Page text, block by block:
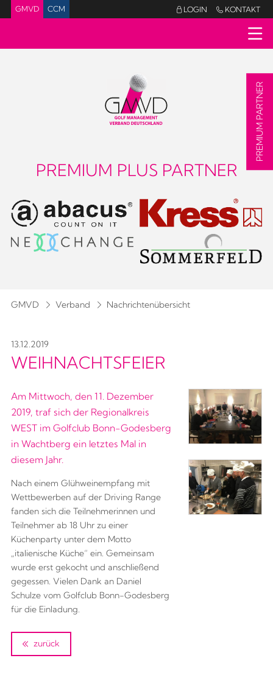
GMVD CCM LOGIN  KONTAKT
PREMIUM PLUS PARTNER
GMVD Verband Nachrichtenübersicht
13.12.2019
WEIHNACHTSFEIER
Am Mittwoch, den 11. Dezember
2019, traf sich der Regionalkreis
WEST im Golfclub Bonn-Godesberg
in Wachtberg ein letztes Mal in
diesem Jahr.
Nach einem Glühweinempfang mit
Wettbewerben auf der Driving Range
fanden sich die Teilnehmerinnen und
Teilnehmer ab 18 Uhr zu einer
Küchenparty unter dem Motto
„italienische Küche“ ein. Gemeinsam
wurde erst gekocht und anschließend
gegessen. Vielen Dank an Daniel
Schulze vom Golfclub Bonn-Godesberg
für die Einladung.
zurück
PREMIUM PARTNER